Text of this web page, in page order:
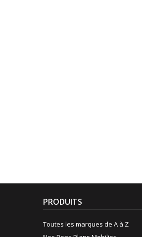
PRODUITS
Toutes les marques de A à Z